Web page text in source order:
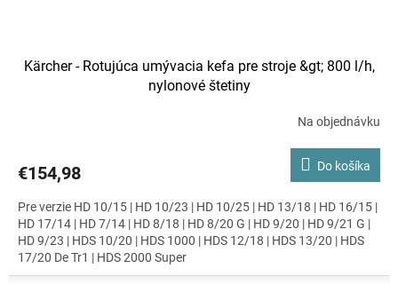
Kärcher - Rotujúca umývacia kefa pre stroje &gt; 800 l/h,
nylonové štetiny
Na objednávku
€154,98 Do košíka
Pre verzie HD 10/15 | HD 10/23 | HD 10/25 | HD 13/18 | HD 16/15 |
HD 17/14 | HD 7/14 | HD 8/18 | HD 8/20 G | HD 9/20 | HD 9/21 G |
HD 9/23 | HDS 10/20 | HDS 1000 | HDS 12/18 | HDS 13/20 | HDS
17/20 De Tr1 | HDS 2000 Super